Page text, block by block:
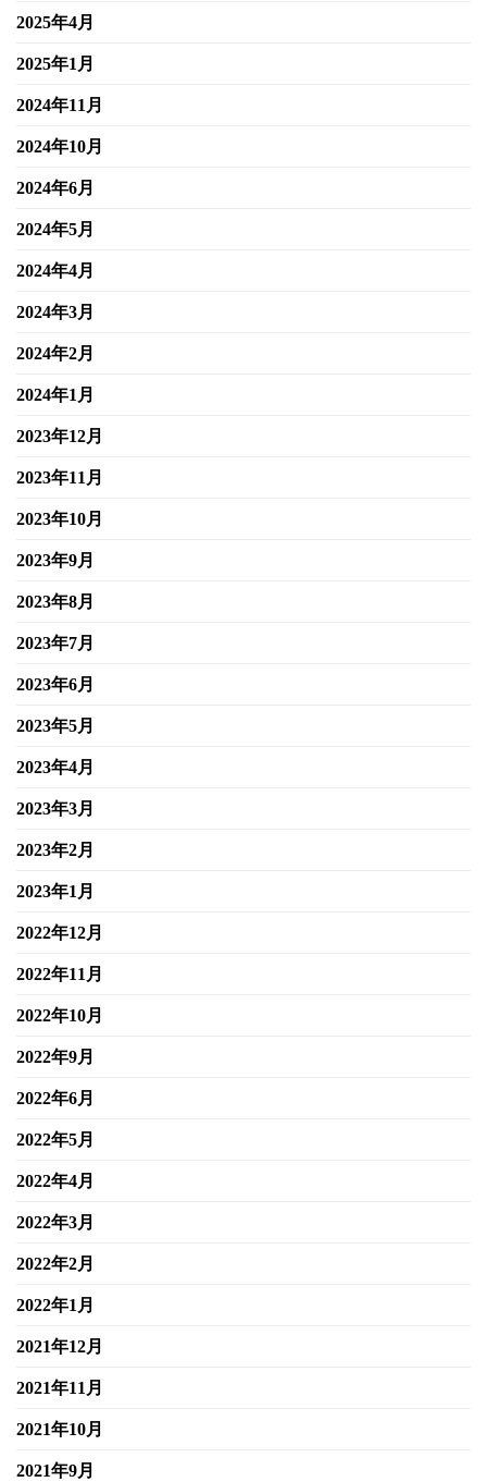
2025年4月
2025年1月
2024年11月
2024年10月
2024年6月
2024年5月
2024年4月
2024年3月
2024年2月
2024年1月
2023年12月
2023年11月
2023年10月
2023年9月
2023年8月
2023年7月
2023年6月
2023年5月
2023年4月
2023年3月
2023年2月
2023年1月
2022年12月
2022年11月
2022年10月
2022年9月
2022年6月
2022年5月
2022年4月
2022年3月
2022年2月
2022年1月
2021年12月
2021年11月
2021年10月
2021年9月